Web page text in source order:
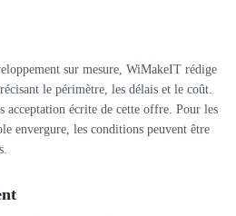
sur mesure, WiMakeIT rédige
le périmètre, les délais et le coût.
acceptation écrite de cette offre. Pour les
envergure, les conditions peuvent être